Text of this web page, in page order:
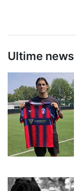
Ultime news